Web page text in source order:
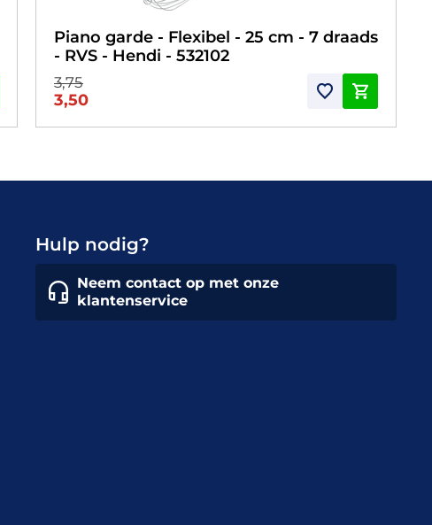
Piano garde - Flexibel - 25 cm - 7 draads
- RVS - Hendi - 532102
3,75
3,50
Hulp nodig?
Neem contact op met onze
klantenservice